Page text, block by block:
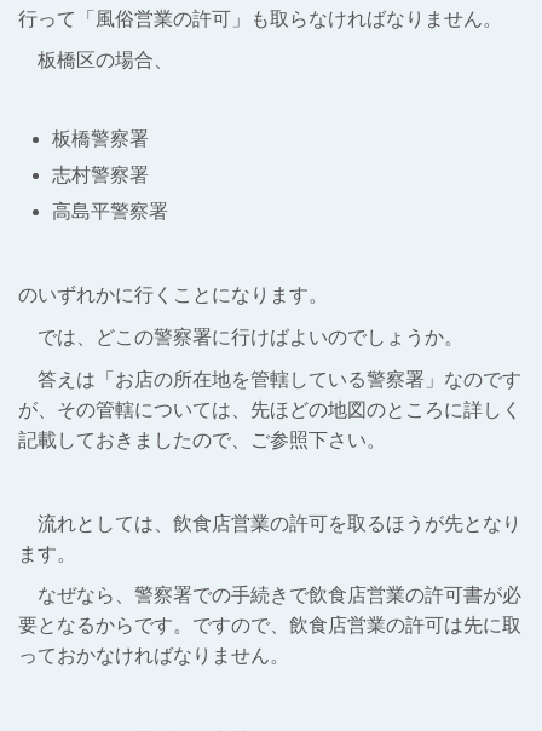
行って「風俗営業の許可」も取らなければなりません。
板橋区の場合、
板橋警察署
志村警察署
高島平警察署
のいずれかに行くことになります。
では、どこの警察署に行けばよいのでしょうか。
答えは「お店の所在地を管轄している警察署」なのです
が、その管轄については、先ほどの地図のところに詳しく
記載しておきましたので、ご参照下さい。
流れとしては、飲食店営業の許可を取るほうが先となり
ます。
なぜなら、警察署での手続きで飲食店営業の許可書が必
要となるからです。ですので、飲食店営業の許可は先に取
っておかなければなりません。